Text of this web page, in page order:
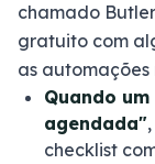
chamado
gratuito com
as automações
Quando
agendada"
checklist